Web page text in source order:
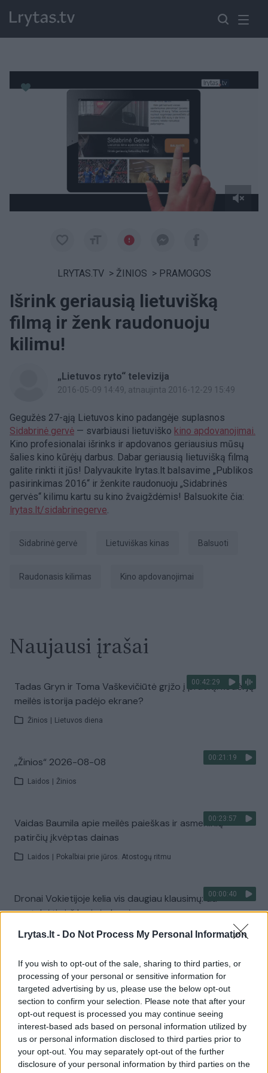
Lrytas.lt - Do Not Process My Personal Information
If you wish to opt-out of the sale, sharing to third parties, or
processing of your personal or sensitive information for
targeted advertising by us, please use the below opt-out
section to confirm your selection. Please note that after your
opt-out request is processed you may continue seeing
interest-based ads based on personal information utilized by
us or personal information disclosed to third parties prior to
your opt-out. You may separately opt-out of the further
disclosure of your personal information by third parties on the
Paremkite Ukrainą
LRYTAS.TV > ŽINIOS > PRAMOGOS
Išrink geriausią lietuvišką
filmą ir ženk raudonuoju
kilimu!
„Lietuvos ryto“ televizija
2016-05-09 14:49, atnaujinta 2016-12-29 15:49
Gegužės 27-ąją Lietuvos kino padangėje suplasnos
Sidabrinė gervė — svarbiausi lietuviško kino apdovanojimai.
Kino profesionalai išrinks ir apdovanos geriausius mūsų
šalies kino kūrėjų darbus. Dabar geriausią lietuvišką filmą
galite rinkti it jūs! Dalyvaukite lrytas.lt balsavime „Publikos
pasirinkimas 2016“ ir ženkite raudonuoju „Sidabrinės
gervės“ kilimu kartu su kino žvaigždėmis! Balsuokite čia:
lrytas.lt/sidabrinegerve.
Sidabrinė gervė lietuviškas kinas balsuoti
raudonasis kilimas kino apdovanojimai
Naujausi įrašai
00:42:29
Tadas Gryn ir Toma Vaškevičiūtė grįžo į praeitį: kodėl jų
meilės istorija padėjo ekrane?
Žinios Lietuvos diena
00:21:19
„Žinios“ 2026-08-08
Laidos Žinios
00:23:57
Vaidas Baumila apie meilės paieškas ir asmeninių
patirčių įkvėptas dainas
Laidos Pokalbiai prie jūros. Atostogų ritmu
00:00:40
Dronai Vokietijoje kelia vis daugiau klausimų: du
pastebėti virš karinės bazės
Žinios | Pasaulis
Visi įrašai
Žiūrimiausi įrašai
00:00:30